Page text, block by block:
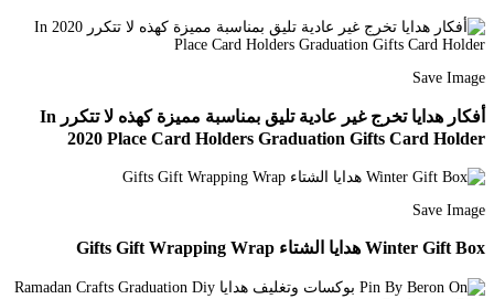
Save Image
أفكار هدايا تخرج غير عادية تليق بمناسبة مميزة كهذه لا تتكرر In
2020 Place Card Holders Graduation Gifts Card Holder
Save Image
Winter Gift Box هدايا الشتاء Gifts Gift Wrapping Wrap